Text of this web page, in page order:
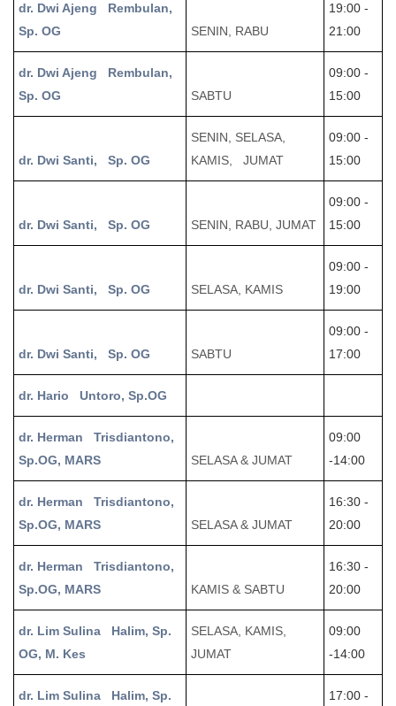
dr. Dwi Ajeng Rembulan,
Sp. OG
SENIN, RABU
19:00 -
21:00
dr. Dwi Ajeng Rembulan,
Sp. OG
SABTU
09:00 -
15:00
dr. Dwi Santi, Sp. OG
SENIN, SELASA,
KAMIS, JUMAT
09:00 -
15:00
dr. Dwi Santi, Sp. OG SENIN, RABU, JUMAT
09:00 -
15:00
dr. Dwi Santi, Sp. OG SELASA, KAMIS
09:00 -
19:00
dr. Dwi Santi, Sp. OG SABTU
09:00 -
17:00
dr. Hario Untoro, Sp.OG
dr. Herman Trisdiantono,
Sp.OG, MARS
SELASA & JUMAT
09:00
-14:00
dr. Herman Trisdiantono,
Sp.OG, MARS
SELASA & JUMAT
16:30 -
20:00
dr. Herman Trisdiantono,
Sp.OG, MARS
KAMIS & SABTU
16:30 -
20:00
dr. Lim Sulina Halim, Sp.
OG, M. Kes
SELASA, KAMIS,
JUMAT
09:00
-14:00
dr. Lim Sulina Halim, Sp.
17:00 -